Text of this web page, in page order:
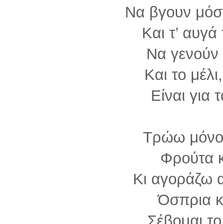
Να βγουν
Και τ’
Να γενούν
Και το
Είναι για
Τρώω
Φρούτα
Κι αγοράζω
Όσπρια
Σέβομαι